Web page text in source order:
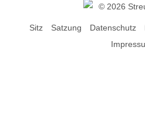
© 2026
Sitz Satzung Datenschutz